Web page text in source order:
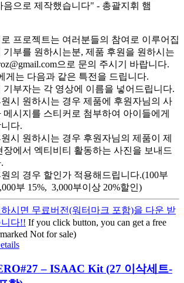
음으로 제작했습니다" - 총괄지휘 햄
프로젝트는 여러분들의 참여로 이루어집
기부를 원하시는분, 제품 후원을 원하시는
으로 문의 주시기 바랍니다.
게는 다음과 같은 특전을 드립니다.
기부자는 각 영상에 이름을 넣어드립니다.
시 원하시는 경우 제품에 후원자님의 사
메시지를 스티커로 첨부하여 아이들에게
다.
시 원하시는 경우 후원자님의 제품이 제
장에서 엑티비티 활동하는 사진을 보내드
의 경우 할인가 적용해드립니다.(100부
부 15%, 3,000부이상 20%할인)
시면 무료버전(워터마크 포함)을 다운 받
다!! If you click button, you can get a free
Not for sale)
– ISAAC Kit (27 이삭세트-